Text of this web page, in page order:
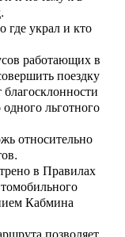
где украл и кто
работающих в
поездку
льготного
относительно
в Правилах
Кабмина